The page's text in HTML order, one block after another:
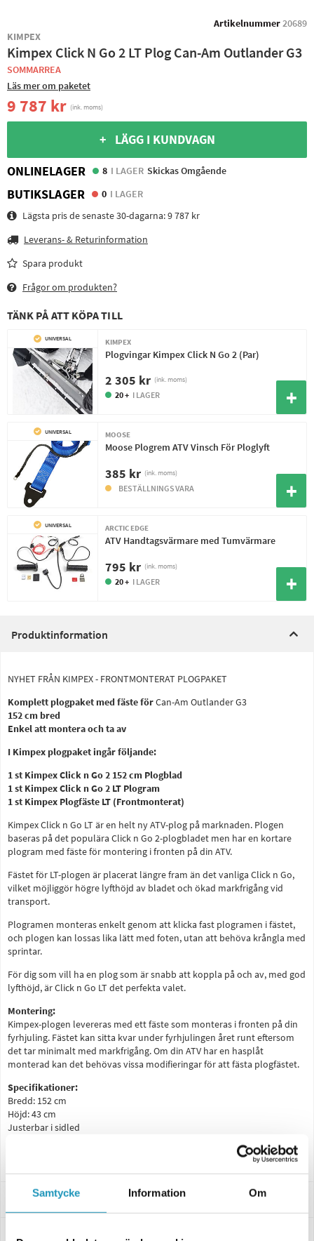
Samtycke Information Om
Artikelnummer20689
KIMPEX
Kimpex Click N Go 2 LT Plog Can-Am Outlander G3
SOMMARREA
Läs mer om paketet
9 787 kr (ink. moms)
+ LÄGG I KUNDVAGN
ONLINELAGER
8 I LAGER Skickas Omgående
BUTIKSLAGER 0 I LAGER
Lägsta pris de senaste 30-dagarna:9 787 kr
Leverans- & Returinformation
Spara produkt
Frågor om produkten?
TÄNK PÅ ATT KÖPA TILL
UNIVERSAL KIMPEX
Plogvingar Kimpex Click N Go 2 (Par)
2 305 kr (ink. moms)
20 + I LAGER
UNIVERSAL MOOSE
Moose Plogrem ATV Vinsch För Ploglyft
385 kr (ink. moms)
BESTÄLLNINGSVARA
UNIVERSAL ARCTIC EDGE
ATV Handtagsvärmare med Tumvärmare
795 kr (ink. moms)
20 + I LAGER
Produktinformation
NYHET FRÅN KIMPEX - FRONTMONTERAT PLOGPAKET
Komplett plogpaket med fäste förCan-Am Outlander G3
152 cm bred
Enkel att montera och ta av
I Kimpex plogpaket ingår följande:
1 st Kimpex Click n Go 2 152 cm Plogblad
1 st Kimpex Click n Go 2 LT Plogram
1 st Kimpex Plogfäste LT (Frontmonterat)
Kimpex Click n Go LT är en helt ny ATV-plog på marknaden. Plogen
baseras på det populära Click n Go 2-plogbladet men har en kortare
plogram med fäste för montering i fronten på din ATV.
Fästet för LT-plogen är placerat längre fram än det vanliga Click n Go,
vilket möjliggör högre lyfthöjd av bladet och ökad markfrigång vid
transport.
Plogramen monteras enkelt genom att klicka fast plogramen i fästet,
och plogen kan lossas lika lätt med foten, utan att behöva krångla med
sprintar.
För dig som vill ha en plog som är snabb att koppla på och av, med god
lyfthöjd, är Click n Go LT det perfekta valet.
Montering:
Kimpex-plogen levereras med ett fäste som monteras i fronten på din
fyrhjuling. Fästet kan sitta kvar under fyrhjulingen året runt eftersom
det tar minimalt med markfrigång. Om din ATV har en hasplåt
monterad kan det behövas vissa modifieringar för att fästa plogfästet.
Specifikationer:
Bredd: 152 cm
Höjd: 43 cm
Justerbar i sidled
Passar dessa modeller